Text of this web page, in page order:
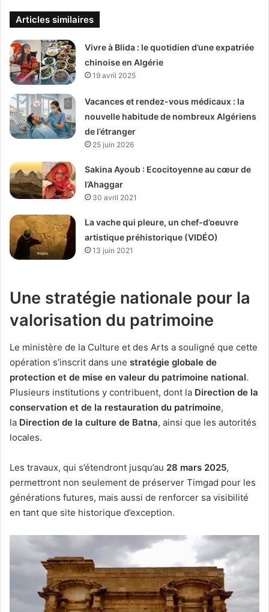
Articles similaires
Vivre à Blida : le quotidien d’une expatriée
chinoise en Algérie
19 avril 2025
Vacances et rendez-vous médicaux : la
nouvelle habitude de nombreux Algériens
de l’étranger
25 juin 2026
Sakina Ayoub : Ecocitoyenne au cœur de
l’Ahaggar
30 avril 2021
La vache qui pleure, un chef-d’oeuvre
artistique préhistorique (VIDÉO)
13 juin 2021
Une stratégie nationale pour la
valorisation du patrimoine
Le ministère de la Culture et des Arts a souligné que cette
opération s’inscrit dans une stratégie globale de
protection et de mise en valeur du patrimoine national.
Plusieurs institutions y contribuent, dont la Direction de la
conservation et de la restauration du patrimoine,
la Direction de la culture de Batna, ainsi que les autorités
locales.
Les travaux, qui s’étendront jusqu’au 28 mars 2025,
permettront non seulement de préserver Timgad pour les
générations futures, mais aussi de renforcer sa visibilité
en tant que site historique d’exception.